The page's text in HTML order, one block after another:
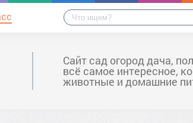
Сайт сад огород дача,
всё самое интересное,
животные и домашние